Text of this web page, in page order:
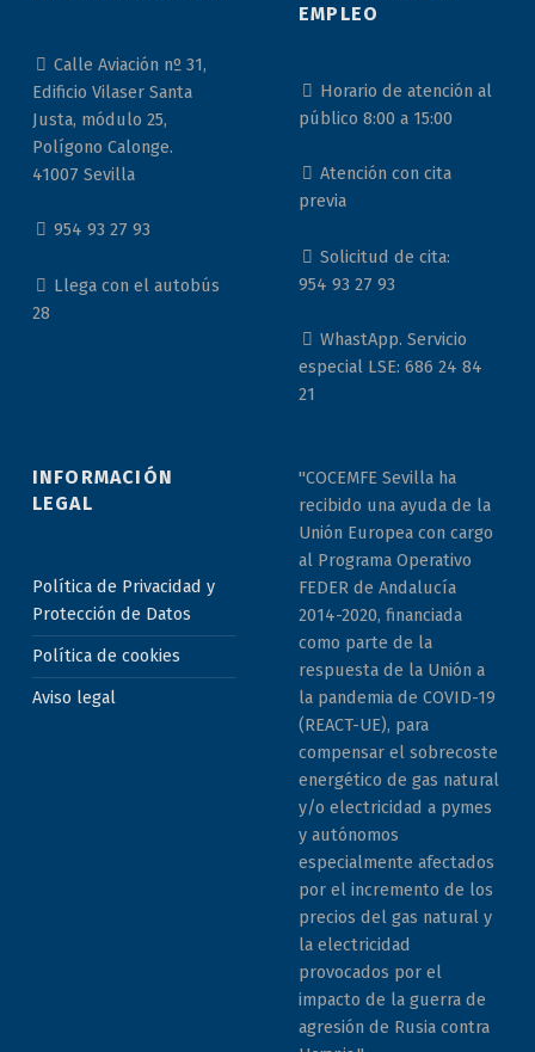
Calle Aviación nº 31,
Edificio Vilaser Santa
Justa, módulo 25,
Polígono Calonge.
41007 Sevilla
954 93 27 93
Llega con el autobús
28
EMPLEO
Horario de atención al
público 8:00 a 15:00
Atención con cita
previa
Solicitud de cita:
954 93 27 93
WhastApp. Servicio
especial LSE: 686 24 84
21
INFORMACIÓN
LEGAL
Política de Privacidad y
Protección de Datos
Política de cookies
Aviso legal
"COCEMFE Sevilla ha
recibido una ayuda de la
Unión Europea con cargo
al Programa Operativo
FEDER de Andalucía
2014-2020, financiada
como parte de la
respuesta de la Unión a
la pandemia de COVID-19
(REACT-UE), para
compensar el sobrecoste
energético de gas natural
y/o electricidad a pymes
y autónomos
especialmente afectados
por el incremento de los
precios del gas natural y
la electricidad
provocados por el
impacto de la guerra de
agresión de Rusia contra